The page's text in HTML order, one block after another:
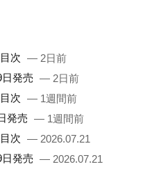
次 — 2日前
発売 — 2日前
次 — 1週間前
発売 — 1週間前
次 — 2026.07.21
発売 — 2026.07.21